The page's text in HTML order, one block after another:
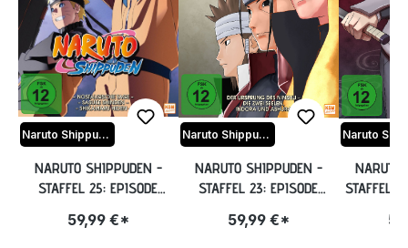
Naruto Shippuden
NARUTO SHIPPUDEN -
STAFFEL 25: EPISODE
59,99 €*
Naruto Shippuden
NARUTO SHIPPUDEN -
STAFFEL 23: EPISODE
59,99 €*
NARUTO
STAFFEL